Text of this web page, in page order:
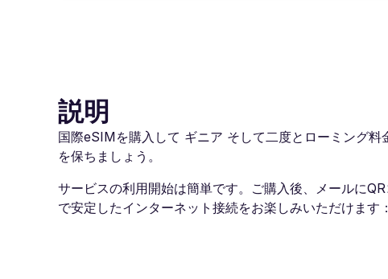
説明
国際eSIMを購入して ギニア そして二度とローミング
を保ちましょう。
サービスの利用開始は簡単です。ご購入後、メールに
で安定したインターネット接続をお楽しみいただけます